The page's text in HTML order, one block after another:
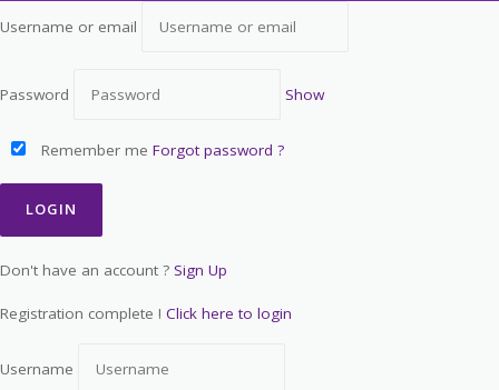
Username or email
Password Show
Remember me Forgot password ?
Don't have an account ? Sign Up
Registration complete ! Click here to login
Username